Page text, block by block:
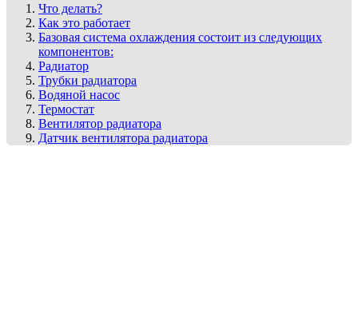
Что делать?
Как это работает
Базовая система охлаждения состоит из следующих
компонентов:
Радиатор
Трубки радиатора
Водяной насос
Термостат
Вентилятор радиатора
Датчик вентилятора радиатора